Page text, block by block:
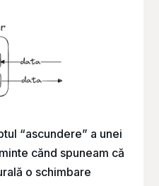
“ascundere” a unei
cănd spuneam că
o schimbare